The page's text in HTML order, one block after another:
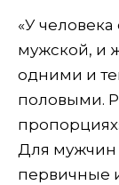
«У
мужской, и
одними и
половыми.
Для мужчин
первичные